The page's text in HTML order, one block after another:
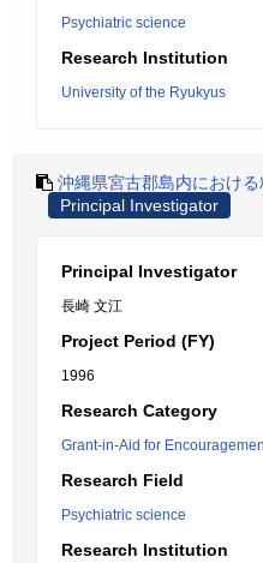
Psychiatric science
Research Institution
University of the Ryukyus
沖縄県宮古郡島内におけ
Principal Investigator
Principal Investigator
長崎 文江
Project Period (FY)
1996
Research Category
Grant-in-Aid for
Research Field
Psychiatric science
Research Institution